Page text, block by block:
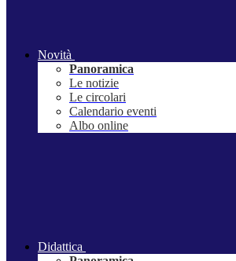
Novità
Panoramica
Le notizie
Le circolari
Calendario eventi
Albo online
Didattica